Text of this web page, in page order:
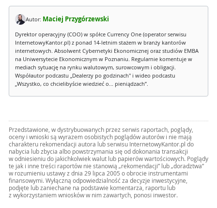
Autor: Maciej Przygórzewski
Dyrektor operacyjny (COO) w spółce Currency One (operator serwisu
InternetowyKantor.pl) z ponad 14-letnim stażem w branży kantorów
internetowych. Absolwent Cybernetyki Ekonomicznej oraz studiów EMBA
na Uniwersytecie Ekonomicznym w Poznaniu. Regularnie komentuje w
mediach sytuację na rynku walutowym, surowcowym i obligacji.
Współautor podcastu „Dealerzy po godzinach" i wideo podcastu
„Wszystko, co chcielibyście wiedzieć o... pieniądzach”.
Przedstawione, w dystrybuowanych przez serwis raportach, poglądy,
oceny i wnioski są wyrazem osobistych poglądów autorów i nie mają
charakteru rekomendacji autora lub serwisu InternetowyKantor.pl do
nabycia lub zbycia albo powstrzymania się od dokonania transakcji
w odniesieniu do jakichkolwiek walut lub papierów wartościowych. Poglądy
te jak i inne treści raportów nie stanowią „rekomendacji” lub „doradztwa”
w rozumieniu ustawy z dnia 29 lipca 2005 o obrocie instrumentami
finansowymi. Wyłączną odpowiedzialność za decyzje inwestycyjne,
podjęte lub zaniechane na podstawie komentarza, raportu lub
z wykorzystaniem wniosków w nim zawartych, ponosi inwestor.